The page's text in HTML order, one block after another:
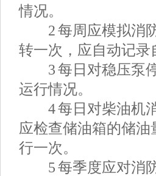
情况。
2 每周应模拟消防
转一次，应自动记
3 每日对稳压泵停
运行情况。
4 每日对柴油机消
应检查储油箱的储
行一次。
5 每季度应对消防